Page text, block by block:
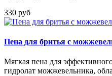
330 руб
Пена для бритья с
Мягкая пена для
гидролат можжевельника,